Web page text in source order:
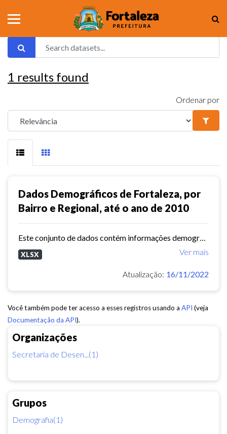
Organizações
Secretaria de Desen...(1)
Grupos
Demografia(1)
1 results found
Ordenar por
Dados Demográficos de Fortaleza, por
Bairro e Regional, até o ano de 2010
Ver mais
XLSX
Atualização: 16/11/2022
Você também pode ter acesso a esses registros usando a API (veja
Documentação da API).